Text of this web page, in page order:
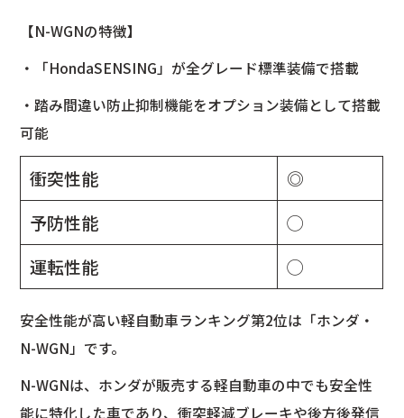
【N-WGNの特徴】
・「HondaSENSING」が全グレード標準装備で搭載
・踏み間違い防止抑制機能をオプション装備として搭載
可能
衝突性能
◎
予防性能
◯
運転性能
◯
安全性能が高い軽自動車ランキング第2位は「ホンダ・
N-WGN」です。
N-WGNは、ホンダが販売する軽自動車の中でも安全性
能に特化した車であり、衝突軽減ブレーキや後方後発信